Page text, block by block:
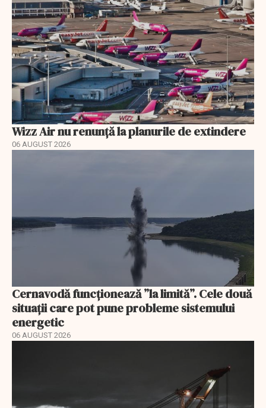
Wizz Air nu renunță la planurile de extindere
06 AUGUST 2026
Cernavodă funcționează ”la limită”. Cele două
situații care pot pune probleme sistemului
energetic
06 AUGUST 2026